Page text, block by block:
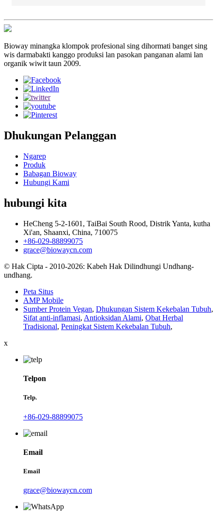
Bioway minangka klompok profesional sing dihormati banget sing
wis darmabakti kanggo produksi lan pasokan panganan alami lan
organik wiwit taun 2009.
Dhukungan Pelanggan
Ngarep
Produk
Babagan Bioway
Hubungi Kami
hubungi kita
HeCheng 5-2-1601, TaiBai South Rood, Distrik Yanta, kutha
Xi'an, Shaanxi, China, 710075
+86-029-88899075
grace@biowaycn.com
© Hak Cipta - 2010-2026: Kabeh Hak Dilindhungi Undhang-
undhang.
Peta Situs
AMP Mobile
Sumber Protein Vegan, Dhukungan Sistem Kekebalan Tubuh,
Sifat anti-inflamasi, Antioksidan Alami, Obat Herbal
Tradisional, Peningkat Sistem Kekebalan Tubuh,
x
Telpon
Telp.
+86-029-88899075
Email
Email
grace@biowaycn.com